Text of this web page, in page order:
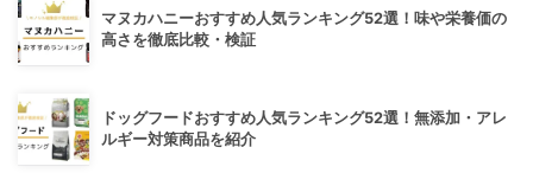
マヌカハニーおすすめ人気ランキング52選！味や栄養価の
高さを徹底比較・検証
ドッグフードおすすめ人気ランキング52選！無添加・アレ
ルギー対策商品を紹介